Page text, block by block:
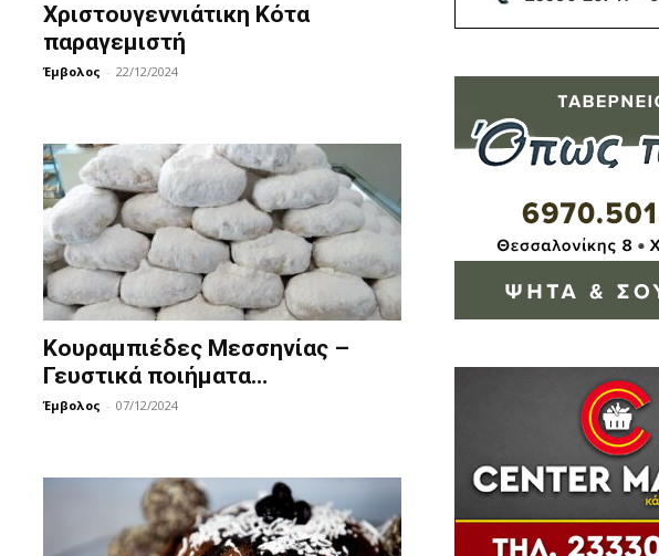
Χριστουγεννιάτικη Κότα
παραγεμιστή
Έμβολος - 22/12/2024
Κουραμπιέδες Μεσσηνίας –
Γευστικά ποιήματα…
Έμβολος - 07/12/2024